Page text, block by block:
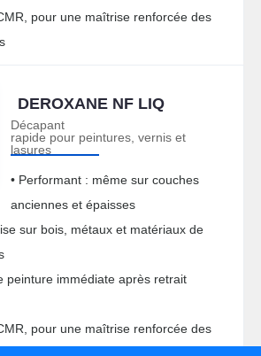
pour une maîtrise renforcée des
DEROXANE NF LIQ
Décapant
rapide pour peintures, vernis et
lasures
• Performant : même sur couches
anciennes et épaisses
sur bois, métaux et matériaux de
peinture immédiate après retrait
pour une maîtrise renforcée des